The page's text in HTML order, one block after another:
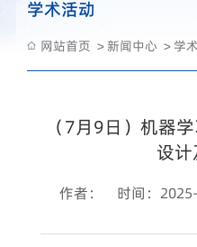
学术活动
网站首页 新闻中心 学
（7月9日）机器
设
作者： 时间：